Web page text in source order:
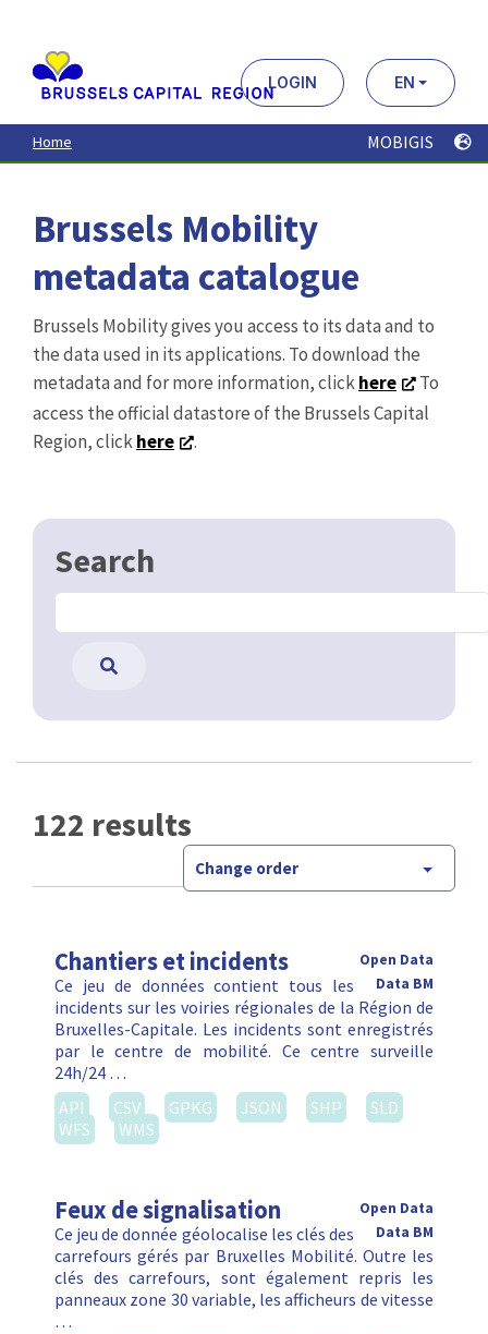
contenu
principal
LOGIN EN
Home MOBIGIS
Brussels Mobility
metadata catalogue
Brussels Mobility gives you access to its data and to
the data used in its applications. To download the
metadata and for more information, clickhere
To
access the official datastore of the Brussels Capital
Region, clickhere .
Search
122 results
Change order
Chantiers et incidents
Open Data
Data BM
Ce jeu de données contient tous les
incidents sur les voiries régionales de la Région de
Bruxelles-Capitale. Les incidents sont enregistrés
par le centre de mobilité. Ce centre surveille
24h/24 …
API
CSV GPKG JSON SHP
SLD
WFS
WMS
Feux de signalisation
Open Data
Data BM
Ce jeu de donnée géolocalise les clés des
carrefours gérés par Bruxelles Mobilité. Outre les
clés des carrefours, sont également repris les
panneaux zone 30 variable, les afficheurs de vitesse
…